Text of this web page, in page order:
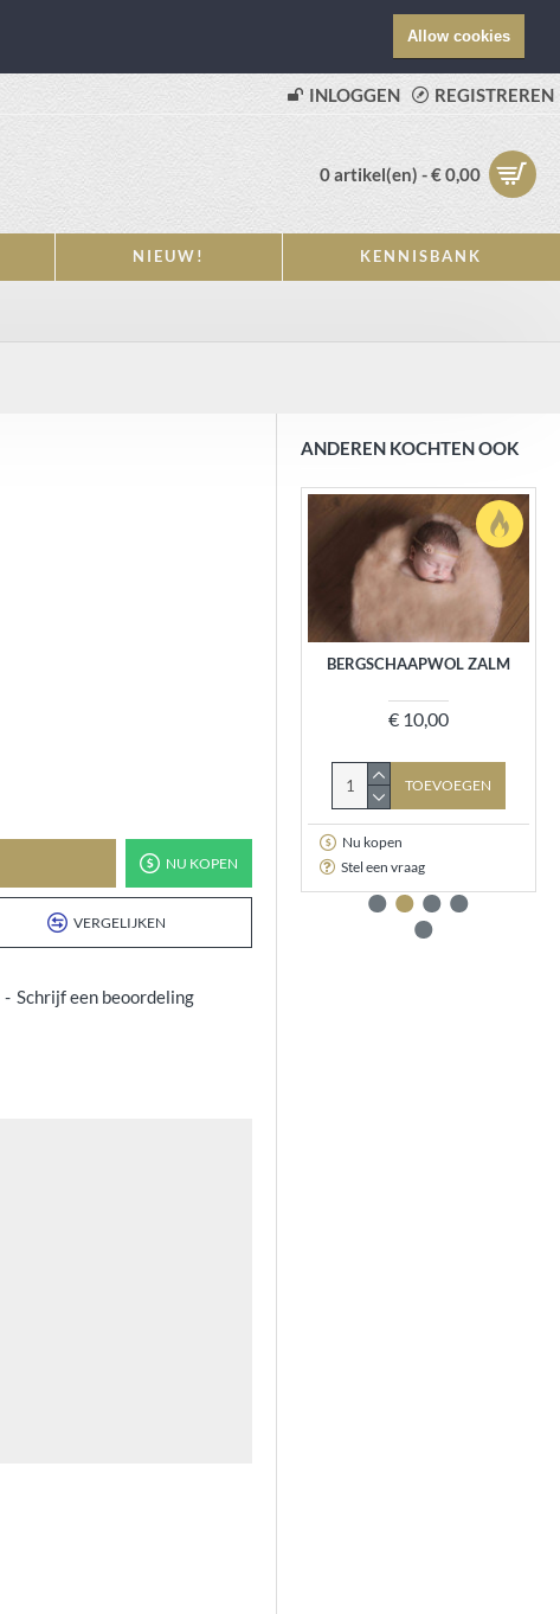
INLOGGEN REGISTREREN
0 artikel(en) - € 0,00
NIEUW! KENNISBANK
- Schrijf een beoordeling
NU KOPEN
VERGELIJKEN
ANDEREN KOCHTEN OOK
Nu kopen
Stel een vraag
BERGSCHAAPWOL ZALM
€ 10,00
TOEVOEGEN
Nu kopen
Stel een vraag
Allow cookies